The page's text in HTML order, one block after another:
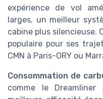
expérience de vol
larges, un meilleur
cabine plus silencieuse.
populaire pour ses
CMN à Paris-ORY ou
Consommation de
comme le Dreamliner